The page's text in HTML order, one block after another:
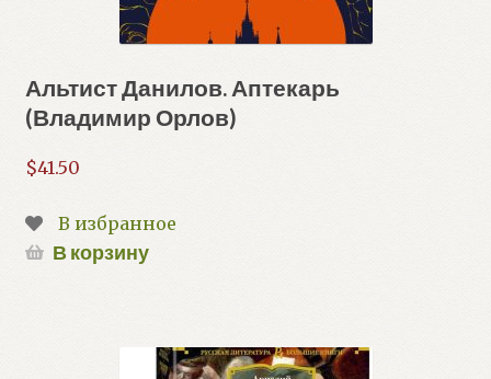
Альтист Данилов. Аптекарь
(Владимир Орлов)
$41.50
В избранное
В корзину